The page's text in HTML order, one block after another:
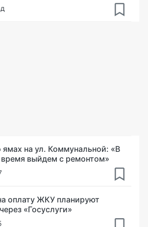
ямах на ул. Коммунальной: «В
выйдем с ремонтом»
оплату ЖКУ планируют
«Госуслуги»